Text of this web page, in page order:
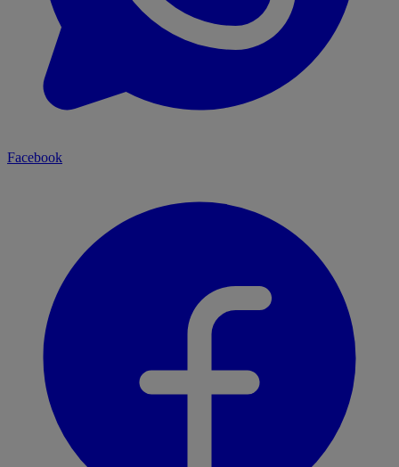
Facebook